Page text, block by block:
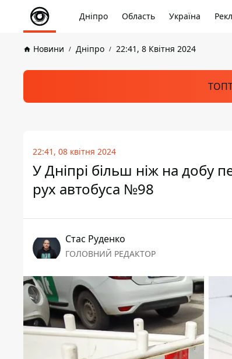
Дніпро Область Україна
Новини Дніпро 22:41, 8 Квітня 2024
22:41, 08 квітня 2024
У Дніпрі більш ніж на добу
рух автобуса №98
Стас Руденко
ГОЛОВНИЙ РЕДАКТОР